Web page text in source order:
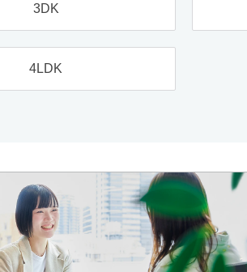
3DK
4LDK